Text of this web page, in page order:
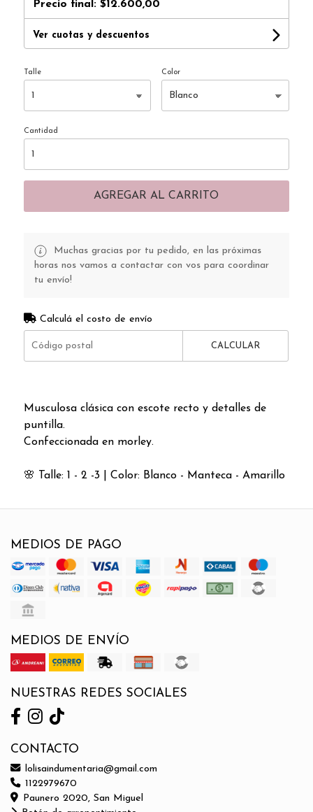
Precio final: $12.600,00
Ver cuotas y descuentos
Talle Color
Cantidad
AGREGAR AL CARRITO
Muchas gracias por tu pedido, en las próximas
horas nos vamos a contactar con vos para coordinar
tu envío!
Calculá el costo de envío
CALCULAR
Musculosa clásica con escote recto y detalles de
puntilla.
Confeccionada en morley.
🌸 Talle: 1 - 2 -3 | Color: Blanco - Manteca - Amarillo
MEDIOS DE PAGO
MEDIOS DE ENVÍO
NUESTRAS REDES SOCIALES
CONTACTO
lolisaindumentaria@gmail.com
1122979670
Paunero 2020, San Miguel